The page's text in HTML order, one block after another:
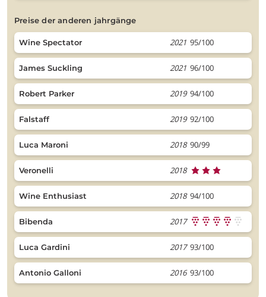
preise der anderen jahrgänge
Wine Spectator 2021 95/100
James Suckling 2021 96/100
Robert Parker 2019 94/100
Falstaff 2019 92/100
Luca Maroni 2018 90/99
Veronelli 2018
Wine Enthusiast 2018 94/100
Bibenda 2017
Luca Gardini 2017 93/100
Antonio Galloni 2016 93/100